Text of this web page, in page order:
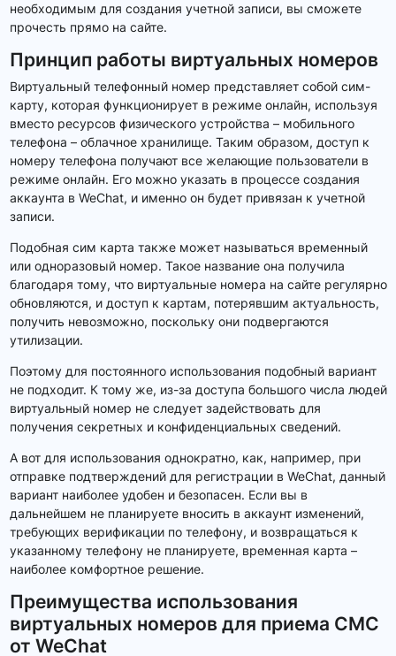
необходимым для создания учетной записи, вы сможете
прочесть прямо на сайте.
Принцип работы виртуальных номеров
Виртуальный телефонный номер представляет собой сим-
карту, которая функционирует в режиме онлайн, используя
вместо ресурсов физического устройства – мобильного
телефона – облачное хранилище. Таким образом, доступ к
номеру телефона получают все желающие пользователи в
режиме онлайн. Его можно указать в процессе создания
аккаунта в WeChat, и именно он будет привязан к учетной
записи.
Подобная сим карта также может называться временный
или одноразовый номер. Такое название она получила
благодаря тому, что виртуальные номера на сайте регулярно
обновляются, и доступ к картам, потерявшим актуальность,
получить невозможно, поскольку они подвергаются
утилизации.
Поэтому для постоянного использования подобный вариант
не подходит. К тому же, из-за доступа большого числа людей
виртуальный номер не следует задействовать для
получения секретных и конфиденциальных сведений.
А вот для использования однократно, как, например, при
отправке подтверждений для регистрации в WeChat, данный
вариант наиболее удобен и безопасен. Если вы в
дальнейшем не планируете вносить в аккаунт изменений,
требующих верификации по телефону, и возвращаться к
указанному телефону не планируете, временная карта –
наиболее комфортное решение.
Преимущества использования
виртуальных номеров для приема СМС
от WeChat